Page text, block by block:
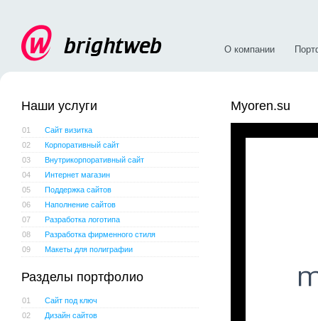
О компании
Myoren.su
Наши услуги
01
Сайт визитка
02
Корпоративный сайт
03
Внутрикорпоративный сайт
04
Интернет магазин
05
Поддержка сайтов
06
Наполнение сайтов
07
Разработка логотипа
08
Разработка фирменного стиля
09
Макеты для полиграфии
Разделы портфолио
01
Сайт под ключ
02
Дизайн сайтов